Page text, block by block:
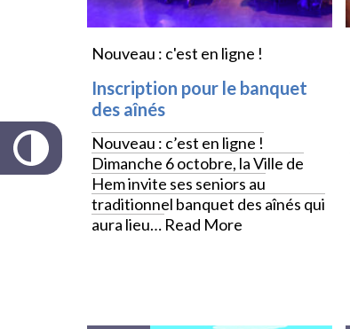
Nouveau : c'est en ligne !
Inscription pour le banquet
des aînés
Nouveau : c’est en ligne !
Dimanche 6 octobre, la Ville de
Hem invite ses seniors au
traditionnel banquet des aînés qui
aura lieu… Read More